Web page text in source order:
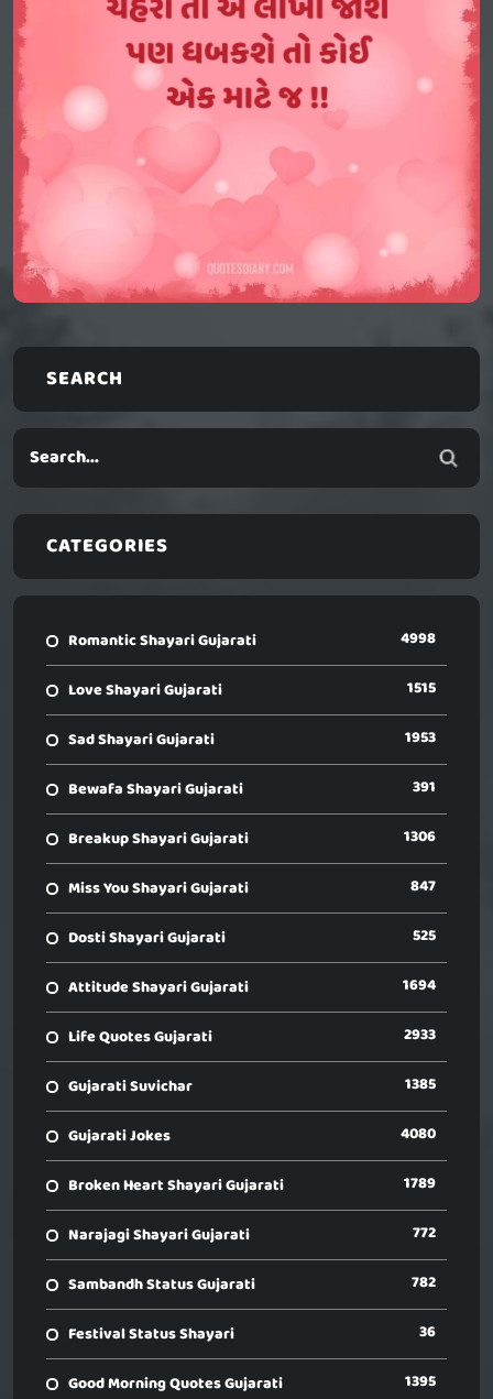
SEARCH
CATEGORIES
Romantic Shayari Gujarati 4998
Love Shayari Gujarati 1515
Sad Shayari Gujarati 1953
Bewafa Shayari Gujarati 391
Breakup Shayari Gujarati 1306
Miss You Shayari Gujarati 847
Dosti Shayari Gujarati 525
Attitude Shayari Gujarati 1694
Life Quotes Gujarati 2933
Gujarati Suvichar 1385
Gujarati Jokes 4080
Broken Heart Shayari Gujarati 1789
Narajagi Shayari Gujarati 772
Sambandh Status Gujarati 782
Festival Status Shayari 36
Good Morning Quotes Gujarati 1395